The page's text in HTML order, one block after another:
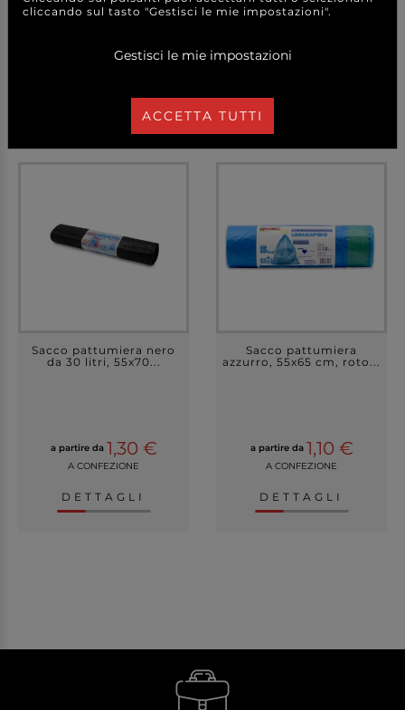
0,80 €
DETTAGLI
a partire da
DETTAGLI
Sacco pattumiera nero
da 30 litri, 55x70...
a partire da 1,30 €
A CONFEZIONE
DETTAGLI
Sacco pattumiera
azzurro, 55x65 cm, roto...
a partire da 1,10 €
A CONFEZIONE
DETTAGLI
cliccando sul tasto "Gestisci le mie impostazioni".
Gestisci le mie impostazioni
ACCETTA TUTTI